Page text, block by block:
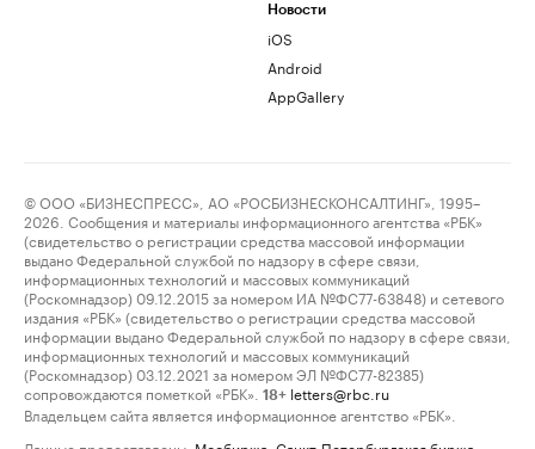
Новости
iOS
Android
AppGallery
© ООО «БИЗНЕСПРЕСС», АО «РОСБИЗНЕСКОНСАЛТИНГ», 1995–
2026. Сообщения и материалы информационного агентства «РБК»
(свидетельство о регистрации средства массовой информации
выдано Федеральной службой по надзору в сфере связи,
информационных технологий и массовых коммуникаций
(Роскомнадзор) 09.12.2015 за номером ИА №ФС77-63848) и сетевого
издания «РБК» (свидетельство о регистрации средства массовой
информации выдано Федеральной службой по надзору в сфере связи,
информационных технологий и массовых коммуникаций
(Роскомнадзор) 03.12.2021 за номером ЭЛ №ФС77-82385)
сопровождаются пометкой «РБК».
18+ letters@rbc.ru
Владельцем сайта является информационное агентство «РБК».